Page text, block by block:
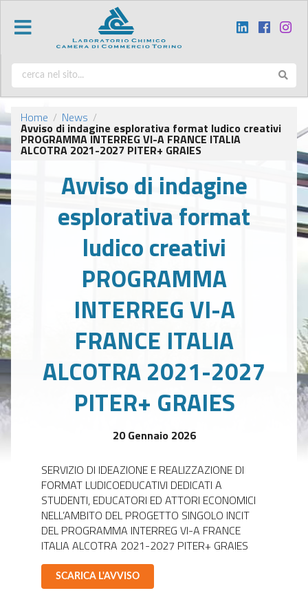
Home / News /
Avviso di indagine esplorativa format ludico creativi
PROGRAMMA INTERREG VI-A FRANCE ITALIA
ALCOTRA 2021-2027 PITER+ GRAIES
Avviso di indagine
esplorativa format
ludico creativi
PROGRAMMA
INTERREG VI-A
FRANCE ITALIA
ALCOTRA 2021-2027
PITER+ GRAIES
20 Gennaio 2026
SERVIZIO DI IDEAZIONE E REALIZZAZIONE DI
FORMAT LUDICOEDUCATIVI DEDICATI A
STUDENTI, EDUCATORI ED ATTORI ECONOMICI
NELL’AMBITO DEL PROGETTO SINGOLO INCIT
DEL PROGRAMMA INTERREG VI-A FRANCE
ITALIA ALCOTRA 2021-2027 PITER+ GRAIES
SCARICA L'AVVISO